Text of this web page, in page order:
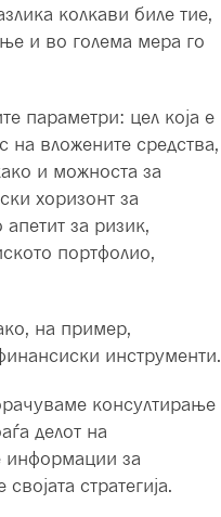
колкави биле тие,
и во голема мера го
параметри: цел која е
на вложените средства,
и можноста за
хоризонт за
за ризик,
портфолио,
на пример,
инструменти.
консултирање
делот на
информации за
стратегија.